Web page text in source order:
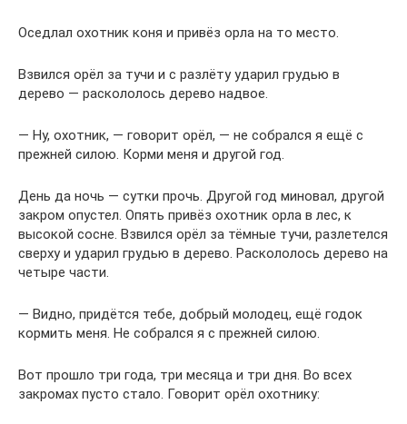
Оседлал охотник коня и привёз орла на то место.
Взвился орёл за тучи и с разлёту ударил грудью в
дерево — раскололось дерево надвое.
— Ну, охотник, — говорит орёл, — не собрался я ещё с
прежней силою. Корми меня и другой год.
День да ночь — сутки прочь. Другой год миновал, другой
закром опустел. Опять привёз охотник орла в лес, к
высокой сосне. Взвился орёл за тёмные тучи, разлетелся
сверху и ударил грудью в дерево. Раскололось дерево на
четыре части.
— Видно, придётся тебе, добрый молодец, ещё годок
кормить меня. Не собрался я с прежней силою.
Вот прошло три года, три месяца и три дня. Во всех
закромах пусто стало. Говорит орёл охотнику: